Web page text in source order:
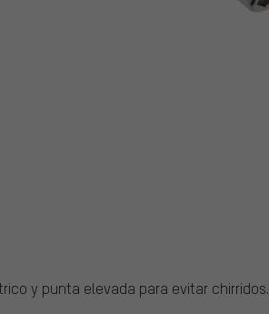
y punta elevada para evitar chirridos.